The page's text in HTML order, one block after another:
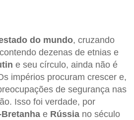
do mundo, cruzando
dezenas de etnias e
e seu círculo, ainda não é
impérios procuram crescer e,
de segurança nas
Isso foi verdade, por
Bretanha e Rússia no século